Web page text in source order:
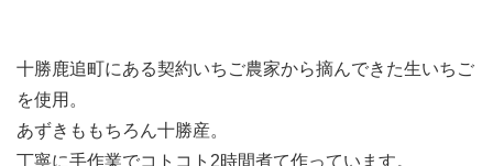
十勝鹿追町にある契約いちご農家から摘んできた生いちご
を使用。
あずきももちろん十勝産。
丁寧に手作業でコトコト2時間煮て作っています。